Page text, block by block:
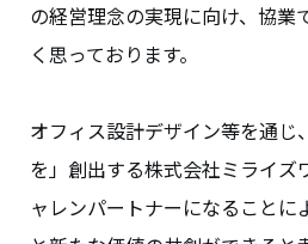
の経営理念の実現に向け、協業
く思っております。
オフィス設計デザイン等を通じ
を」創出する株式会社ミライズ
ャレンパートナーになることに